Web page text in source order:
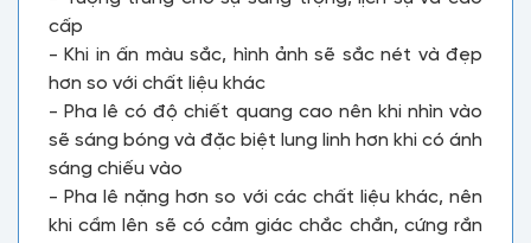
cấp
- Khi in ấn màu sắc, hình ảnh sẽ sắc nét và đẹp
hơn so với chất liệu khác
- Pha lê có độ chiết quang cao nên khi nhìn vào
sẽ sáng bóng và đặc biệt lung linh hơn khi có ánh
sáng chiếu vào
- Pha lê nặng hơn so với các chất liệu khác, nên
khi cầm lên sẽ có cảm giác chắc chắn, cứng rắn